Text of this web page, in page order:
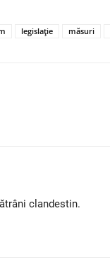
legislație măsuri
clandestin.